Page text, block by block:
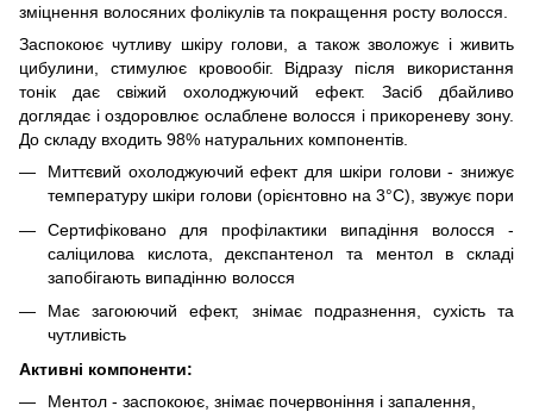
зміцнення волосяних фолікулів та покращення росту волосся.
Заспокоює чутливу шкіру голови, а також зволожує і живить
цибулини, стимулює кровообіг. Відразу після використання
тонік дає свіжий охолоджуючий ефект. Засіб дбайливо
доглядає і оздоровлює ослаблене волосся і прикореневу зону.
До складу входить 98% натуральних компонентів.
Миттєвий охолоджуючий ефект для шкіри голови - знижує
температуру шкіри голови (орієнтовно на 3°C), звужує пори
Сертифіковано для профілактики випадіння волосся -
саліцилова кислота, декспантенол та ментол в складі
запобігають випадінню волосся
Має загоюючий ефект, знімає подразнення, сухість та
чутливість
Активні компоненти:
Ментол - заспокоює, знімає почервоніння і запалення,